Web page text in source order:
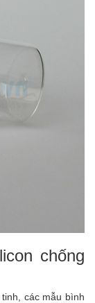
chống
các mẫu bình